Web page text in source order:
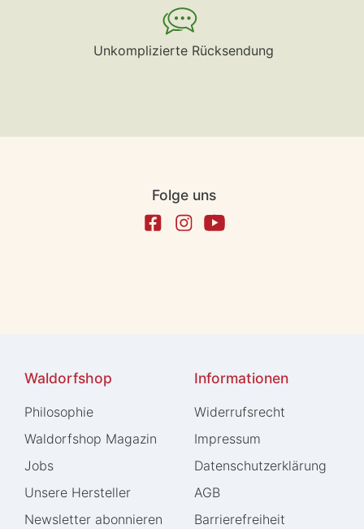
Unkomplizierte Rücksendung
Folge uns
Waldorfshop
Philosophie
Waldorfshop Magazin
Jobs
Unsere Hersteller
Newsletter abonnieren
Informationen
Widerrufs­recht
Impressum
Daten­schutz­erklärung
AGB
Barrierefreiheit